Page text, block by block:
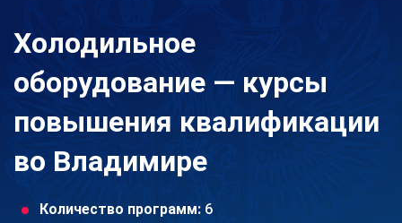
Холодильное
оборудование — курсы
повышения квалификации
во Владимире
Количество программ: 6